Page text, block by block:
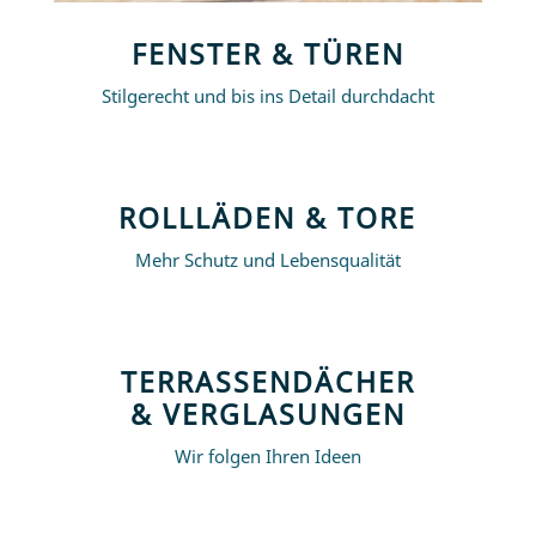
FENS­TER & TÜREN
Stil­ge­recht und bis ins De­tail durchdacht
ROLL­LÄ­DEN & TORE
Mehr Schutz und Lebensqualität
TER­RAS­SEN­DÄ­CHER
& VERGLASUNGEN
Wir fol­gen Ih­ren Ideen